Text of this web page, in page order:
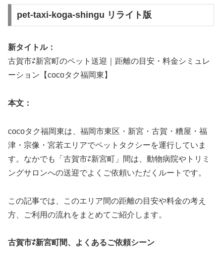
pet-taxi-koga-shingu リライト版
新タイトル：
古賀市⇄新宮町のペット送迎｜距離の目安・料金シミュレ
ーション【cocoタク福岡東】
本文：
cocoタク福岡東は、福岡市東区・新宮・古賀・糟屋・福
津・宗像・宮若エリアでペットタクシーを運行していま
す。なかでも「古賀市⇄新宮町」間は、動物病院やトリミ
ングサロンへの送迎でよくご依頼いただくルートです。
この記事では、このエリア間の距離の目安や料金の考え
方、ご利用の流れをまとめてご紹介します。
古賀市⇄新宮町間、よくあるご依頼シーン